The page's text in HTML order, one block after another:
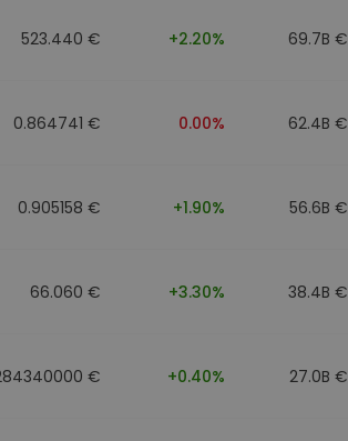
523.440 € +2.20% 69.7B €
0.864741 € 0.00% 62.4B €
0.905158 € +1.90% 56.6B €
66.060 € +3.30% 38.4B €
€ +0.40% 27.0B €